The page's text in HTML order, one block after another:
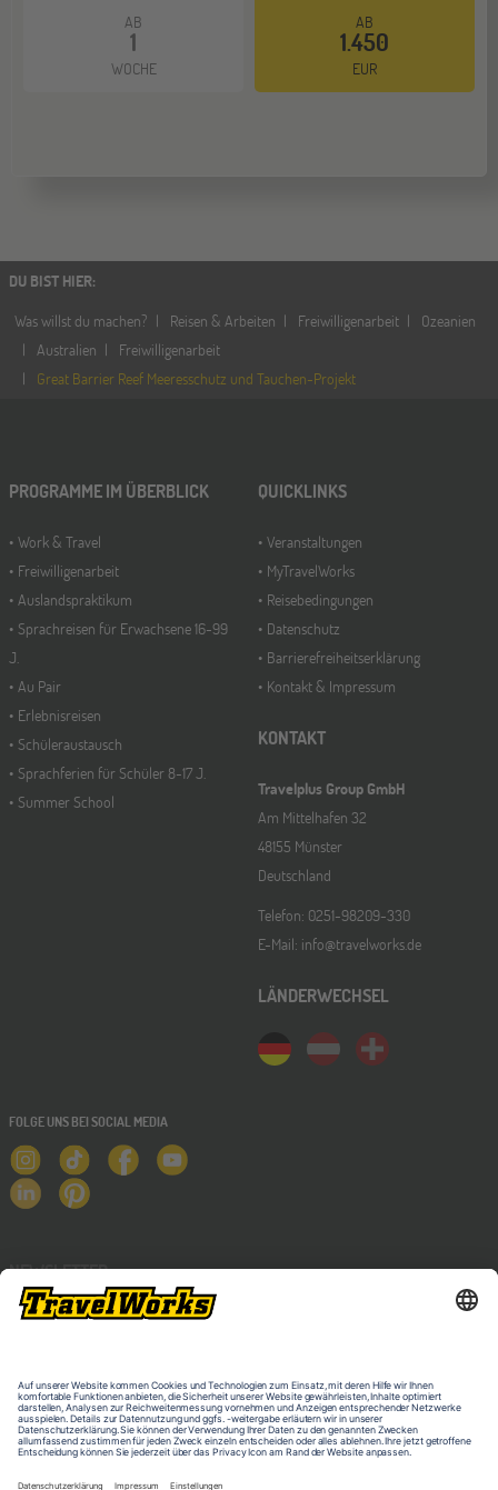
AB
1
WOCHE
AB
1.450
EUR
DU BIST HIER:
Was willst du machen?
Reisen & Arbeiten Freiwilligenarbeit
Ozeanien
Australien
Freiwilligenarbeit
Great Barrier Reef Meeresschutz und Tauchen-Projekt
PROGRAMME IM ÜBERBLICK
Work & Travel
Freiwilligenarbeit
Auslandspraktikum
Sprachreisen für Erwachsene 16-99
J.
Au Pair
Erlebnisreisen
Schüleraustausch
Sprachferien für Schüler 8-17 J.
Summer School
QUICKLINKS
Veranstaltungen
MyTravelWorks
Reisebedingungen
Datenschutz
Barrierefreiheitserklärung
Kontakt & Impressum
KONTAKT
Travelplus Group GmbH
Am Mittelhafen 32
48155 Münster
Deutschland
Telefon: 0251-98209-330
E-Mail: info@travelworks.de
LÄNDERWECHSEL
FOLGE UNS BEI SOCIAL MEDIA
NEWSLETTER